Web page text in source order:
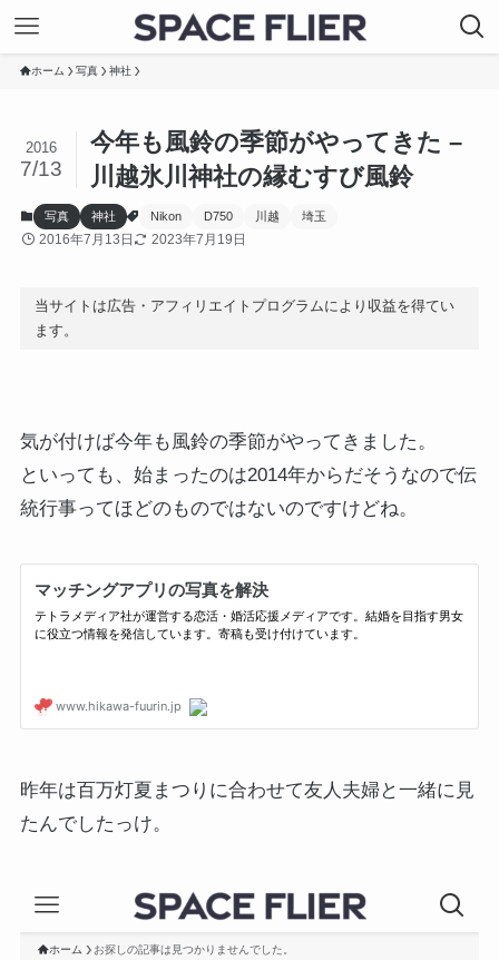
ホーム 写真 神社
今年も風鈴の季節がやってきた –
川越氷川神社の縁むすび風鈴
2016
7/13
写真 神社 Nikon D750 川越 埼玉
2016年7月13日 2023年7月19日
当サイトは広告・アフィリエイトプログラムにより収益を得てい
ます。
気が付けば今年も風鈴の季節がやってきました。
といっても、始まったのは2014年からだそうなので伝
統行事ってほどのものではないのですけどね。
昨年は百万灯夏まつりに合わせて友人夫婦と一緒に見
たんでしたっけ。